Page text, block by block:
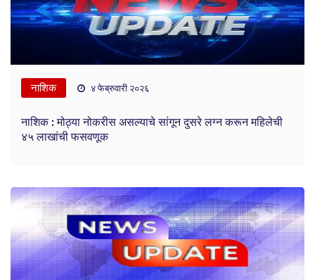
नाशिक ४ फेब्रुवारी २०२६
नाशिक : मोठ्या नोकरीस असल्याचे सांगून दुसरे लग्न करून महिलेची
४५ लाखांची फसवणूक